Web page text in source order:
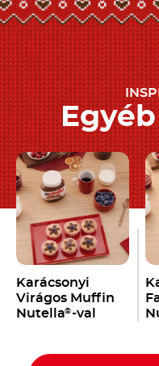
Karácsonyi
Virágos Muffin
Nutella®-val